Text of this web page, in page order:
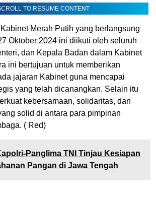
TO RESUME CONTENT
Merah Putih yang berlangsung
Oktober 2024 ini diikuti oleh seluruh
dan Kepala Badan dalam Kabinet
ini bertujuan untuk memberikan
jajaran Kabinet guna mencapai
yang telah dicanangkan. Selain itu
kebersamaan, solidaritas, dan
solid di antara para pimpinan
( Red)
Panglima TNI Tinjau Kesiapan
Pangan di Jawa Tengah